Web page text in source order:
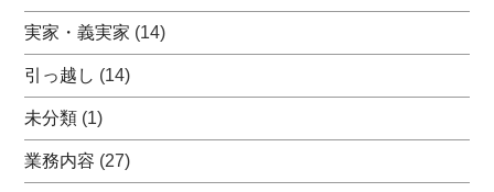
実家・義実家 (14)
引っ越し (14)
未分類 (1)
業務内容 (27)